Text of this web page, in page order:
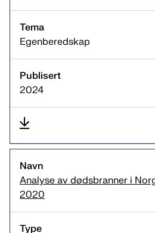
Egenberedskap
2024
Analyse av dødsbranner i
2020